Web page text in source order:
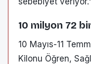
10 milyon 72
10 Mayıs-11
Kilonu Öğren,